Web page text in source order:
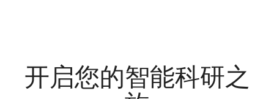
开启您的智能科研之